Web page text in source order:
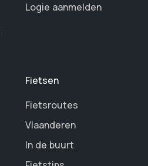
Logie aanmelden
Fietsen
Fietsroutes
Vlaanderen
In de buurt